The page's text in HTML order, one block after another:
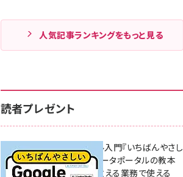
人気記事ランキングをもっと見る
読者プレゼント
無料BIツール入門『いちばんやさし
いGoogleデータポータルの教本
人気講師が教える業務で使える